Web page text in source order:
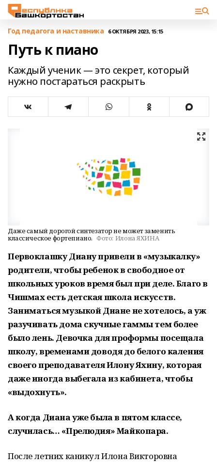
Год педагога и наставника 6 ОКТЯБРЯ 2023, 15:15
Путь к пиано
Каждый ученик — это секрет, который
нужно постараться раскрыть
Даже самый дорогой синтезатор не может заменить
классическое фортепиано. Фото: Илона ЯХИНА
Первоклашку Диану привели в «музыкалку»
родители, чтобы ребенок в свободное от
школьных уроков время был при деле. Благо в
Чишмах есть детская школа искусств.
Заниматься музыкой Диане не хотелось, а уж
разучивать дома скучные гаммы тем более
было лень. Девочка для проформы посещала
школу, временами доводя до белого каления
своего преподавателя Илону Яхину, которая
даже иногда выбегала из кабинета, чтобы
«выдохнуть».
А когда Диана уже была в пятом классе,
случилась… «Прелюдия» Майкопара.
После летних каникул Илона Викторовна